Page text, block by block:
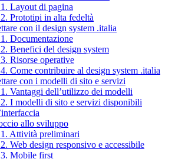
Layout di pagina
Prototipi in alta fedeltà
con il design system .italia
Documentazione
Benefici del design system
Risorse operative
Come contribuire al design system .italia
con i modelli di sito e servizi
Vantaggi dell’utilizzo dei modelli
I modelli di sito e servizi disponibili
allo sviluppo
Attività preliminari
Web design responsivo e accessibile
Mobile first